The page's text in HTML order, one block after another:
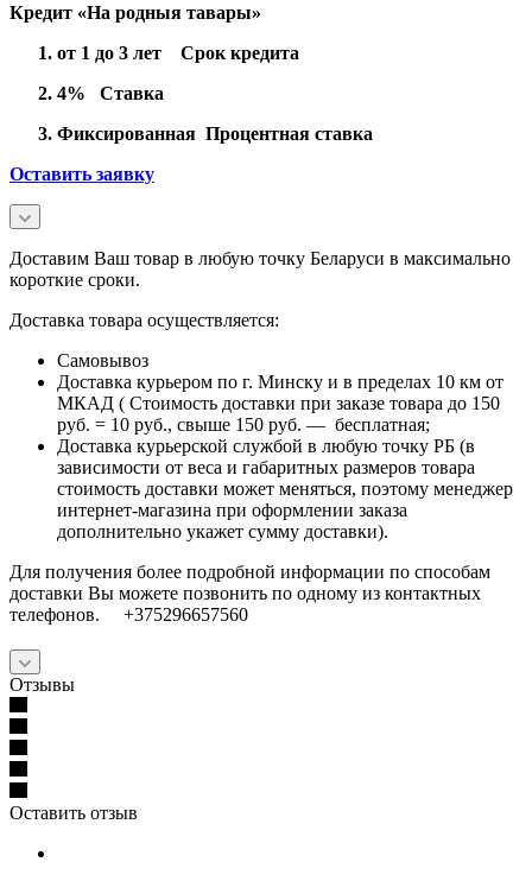
Кредит «На родныя тавары»
от 1 до 3 лет Срок кредита
4% Ставка
Фиксированная Процентная ставка
Оставить заявку
Доставим Ваш товар в любую точку Беларуси в максимально
короткие сроки.
Доставка товара осуществляется:
Самовывоз
Доставка курьером по г. Минску и в пределах 10 км от
МКАД ( Стоимость доставки при заказе товара до 150
руб. = 10 руб., свыше 150 руб. — бесплатная;
Доставка курьерской службой в любую точку РБ (в
зависимости от веса и габаритных размеров товара
стоимость доставки может меняться, поэтому менеджер
интернет-магазина при оформлении заказа
дополнительно укажет сумму доставки).
Для получения более подробной информации по способам
доставки Вы можете позвонить по одному из контактных
телефонов. +375296657560
Отзывы
Оставить отзыв